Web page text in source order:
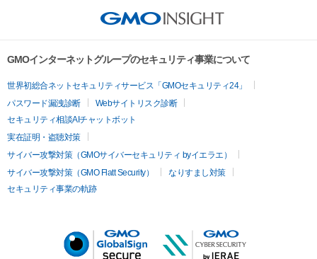
GMOインターネットグループのセキュリティ事業について
世界初総合ネットセキュリティサービス「GMOセキュリティ24」
パスワード漏洩診断
Webサイトリスク診断
セキュリティ相談AIチャットボット
実在証明・盗聴対策
サイバー攻撃対策（GMOサイバーセキュリティ byイエラエ）
サイバー攻撃対策（GMO Flatt Security）
なりすまし対策
セキュリティ事業の軌跡